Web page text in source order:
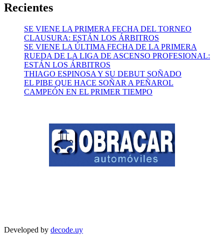
Recientes
SE VIENE LA PRIMERA FECHA DEL TORNEO
CLAUSURA: ESTÁN LOS ÁRBITROS
SE VIENE LA ÚLTIMA FECHA DE LA PRIMERA
RUEDA DE LA LIGA DE ASCENSO PROFESIONAL:
ESTÁN LOS ÁRBITROS
THIAGO ESPINOSA Y SU DEBUT SOÑADO
EL PIBE QUE HACE SOÑAR A PEÑAROL
CAMPEÓN EN EL PRIMER TIEMPO
Developed by decode.uy